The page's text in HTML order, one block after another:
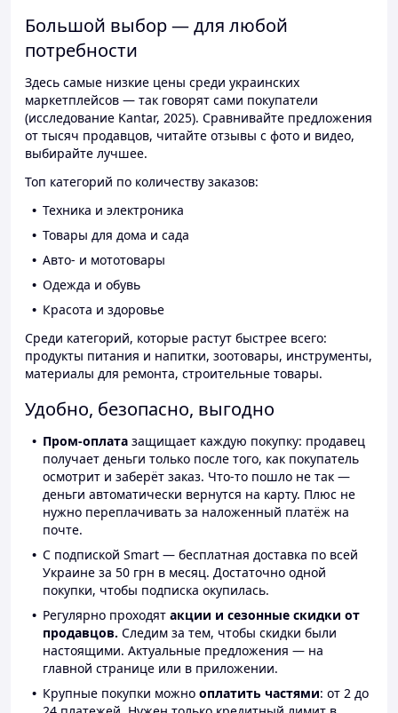
Большой выбор — для любой
потребности
Здесь самые низкие цены среди украинских
маркетплейсов — так говорят сами покупатели
(исследование Kantar, 2025). Сравнивайте предложения
от тысяч продавцов, читайте отзывы с фото и видео,
выбирайте лучшее.
Топ категорий по количеству заказов:
Техника и электроника
Товары для дома и сада
Авто- и мототовары
Одежда и обувь
Красота и здоровье
Среди категорий, которые растут быстрее всего:
продукты питания и напитки, зоотовары, инструменты,
материалы для ремонта, строительные товары.
Удобно, безопасно, выгодно
Пром-оплата защищает каждую покупку: продавец
получает деньги только после того, как покупатель
осмотрит и заберёт заказ. Что-то пошло не так —
деньги автоматически вернутся на карту. Плюс не
нужно переплачивать за наложенный платёж на
почте.
С подпиской Smart — бесплатная доставка по всей
Украине за 50 грн в месяц. Достаточно одной
покупки, чтобы подписка окупилась.
Регулярно проходят акции и сезонные скидки от
продавцов. Следим за тем, чтобы скидки были
настоящими. Актуальные предложения — на
главной странице или в приложении.
Крупные покупки можно оплатить частями: от 2 до